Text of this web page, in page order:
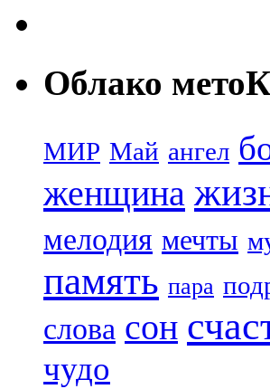
Облако метоК
МИР Май ангел
женщина
мелодия мечты
память пара
слова сон
чудо